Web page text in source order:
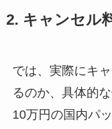
2. キャンセル
では、実際にキ
るのか、具体的
10万円の国内パ